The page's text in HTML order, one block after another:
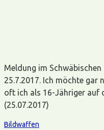
Meldung im
25.7.2017. Ich möchte gar
oft ich als 16-Jähriger auf
(25.07.2017)
Bildwaffen